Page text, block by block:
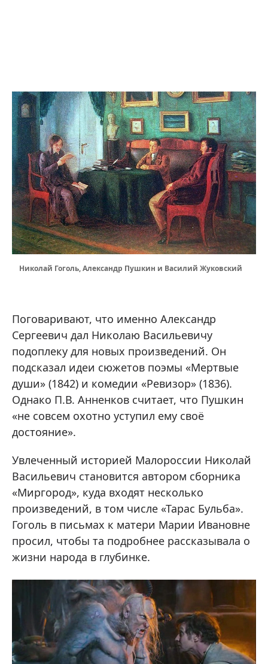
Николай Гоголь, Александр Пушкин и Василий Жуковский
Поговаривают, что именно Александр
Сергеевич дал Николаю Васильевичу
подоплеку для новых произведений. Он
подсказал идеи сюжетов поэмы «Мертвые
души» (1842) и комедии «Ревизор» (1836).
Однако П.В. Анненков считает, что Пушкин
«не совсем охотно уступил ему своё
достояние».
Увлеченный историей Малороссии Николай
Васильевич становится автором сборника
«Миргород», куда входят несколько
произведений, в том числе «Тарас Бульба».
Гоголь в письмах к матери Марии Ивановне
просил, чтобы та подробнее рассказывала о
жизни народа в глубинке.